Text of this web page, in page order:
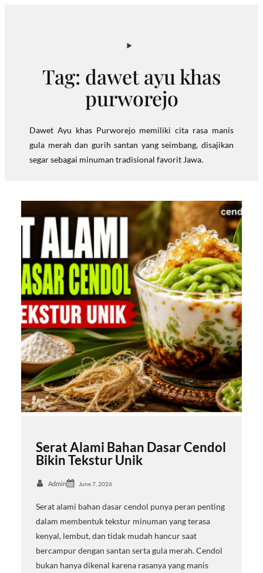
Tag: dawet ayu khas
purworejo
Dawet Ayu khas Purworejo memiliki cita rasa manis
gula merah dan gurih santan yang seimbang, disajikan
segar sebagai minuman tradisional favorit Jawa.
Serat Alami Bahan Dasar Cendol
Bikin Tekstur Unik
Admin June 7, 2026
Serat alami bahan dasar cendol punya peran penting
dalam membentuk tekstur minuman yang terasa
kenyal, lembut, dan tidak mudah hancur saat
bercampur dengan santan serta gula merah. Cendol
bukan hanya dikenal karena rasanya yang manis